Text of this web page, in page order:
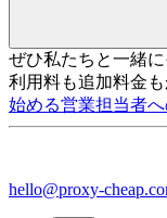
ぜひ私たちと一緒
利用料も追加料金
始める営業担当者
hello@proxy-